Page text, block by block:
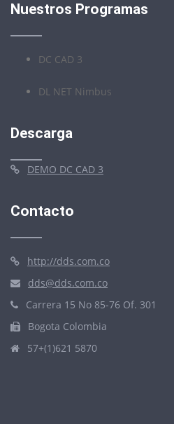
Nuestros Programas
DC CAD 3
DL NET Nimbus
Descarga
DEMO DC CAD 3
Contacto
http://dds.com.co
dds@dds.com.co
Carrera 15 No 85-76 Of. 301
Bogota Colombia
57+(1)621 5870